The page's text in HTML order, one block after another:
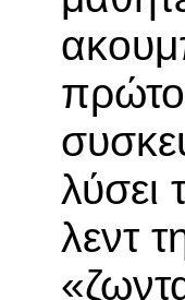
λύσει
λεντ